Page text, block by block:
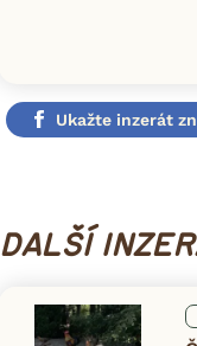
Ukažte inzerát
DALŠÍ